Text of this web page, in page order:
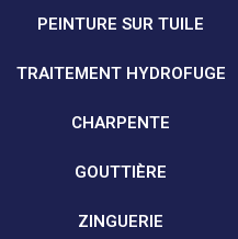
PEINTURE SUR TUILE
TRAITEMENT HYDROFUGE
CHARPENTE
GOUTTIÈRE
ZINGUERIE